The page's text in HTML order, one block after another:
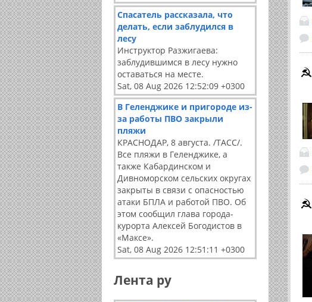
Спасатель рассказала, что
делать, если заблудился в
лесу
Инструктор Разжигаева:
заблудившимся в лесу нужно
оставаться на месте.
Sat, 08 Aug 2026 12:52:09 +0300
В Геленджике и пригороде из-
за работы ПВО закрыли
пляжи
КРАСНОДАР, 8 августа. /ТАСС/.
Все пляжи в Геленджике, а
также Кабардинском и
Дивноморском сельских округах
закрыты в связи с опасностью
атаки БПЛА и работой ПВО. Об
этом сообщил глава города-
курорта Алексей Богодистов в
«Максе».
Sat, 08 Aug 2026 12:51:11 +0300
Лента ру